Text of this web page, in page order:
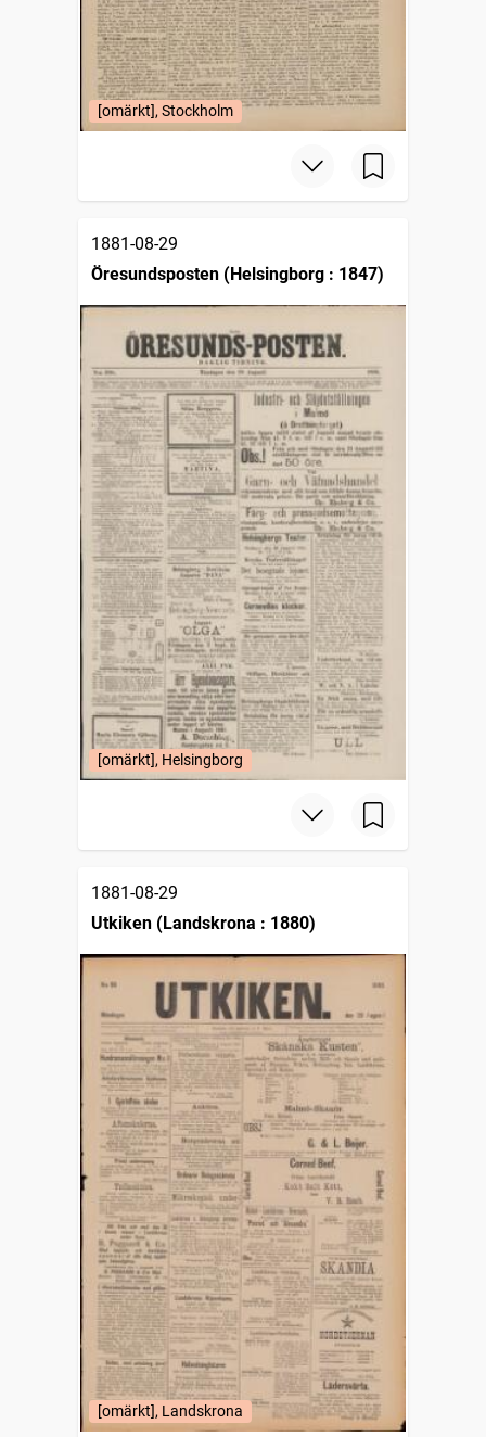
[omärkt], Stockholm
1881-08-29
Öresundsposten (Helsingborg : 1847)
[omärkt], Helsingborg
1881-08-29
Utkiken (Landskrona : 1880)
[omärkt], Landskrona